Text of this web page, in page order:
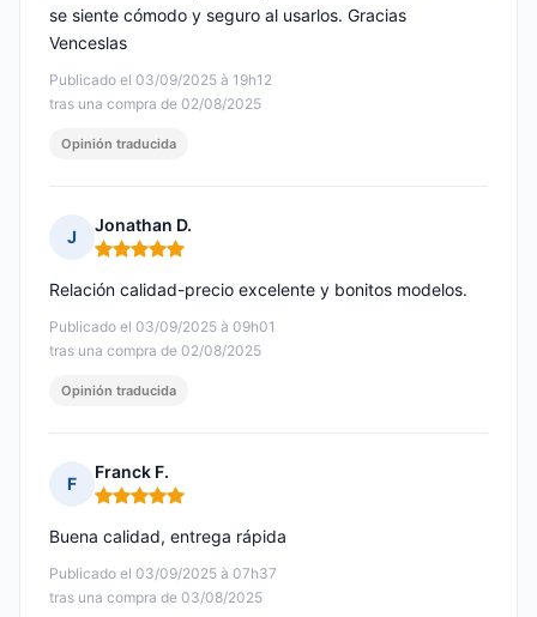
Publicado el 03/09/2025 à 19h12
tras una compra de 02/08/2025
se siente cómodo y seguro al usarlos. Gracias
Venceslas
Opinión traducida
J
Jonathan D.
Nota: 5 de 5
Publicado el 03/09/2025 à 09h01
tras una compra de 02/08/2025
Relación calidad-precio excelente y bonitos modelos.
Opinión traducida
F
Franck F.
Nota: 5 de 5
Publicado el 03/09/2025 à 07h37
tras una compra de 03/08/2025
Buena calidad, entrega rápida